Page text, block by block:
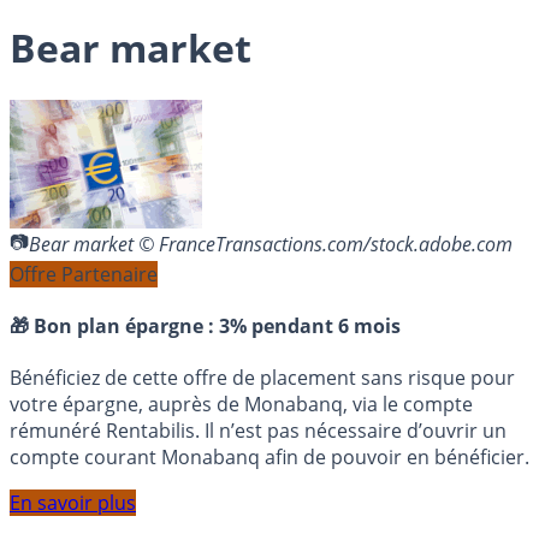
Bear market
Bear market © FranceTransactions.com/stock.adobe.com
Offre Partenaire
🎁 Bon plan épargne : 3% pendant 6 mois
Bénéficiez de cette offre de placement sans risque pour
votre épargne, auprès de Monabanq, via le compte
rémunéré Rentabilis. Il n’est pas nécessaire d’ouvrir un
compte courant Monabanq afin de pouvoir en bénéficier.
En savoir plus